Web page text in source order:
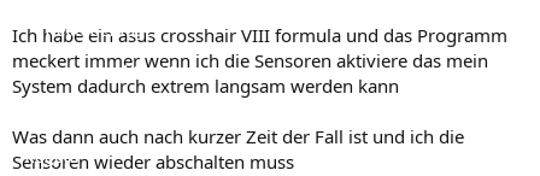
Neue Beiträge
Neueste Aktivitäten
Regeln
Ich habe ein asus crosshair VIII formula und das Programm
meckert immer wenn ich die Sensoren aktiviere das mein
System dadurch extrem langsam werden kann
Was dann auch nach kurzer Zeit der Fall ist und ich die
Sensoren wieder abschalten muss